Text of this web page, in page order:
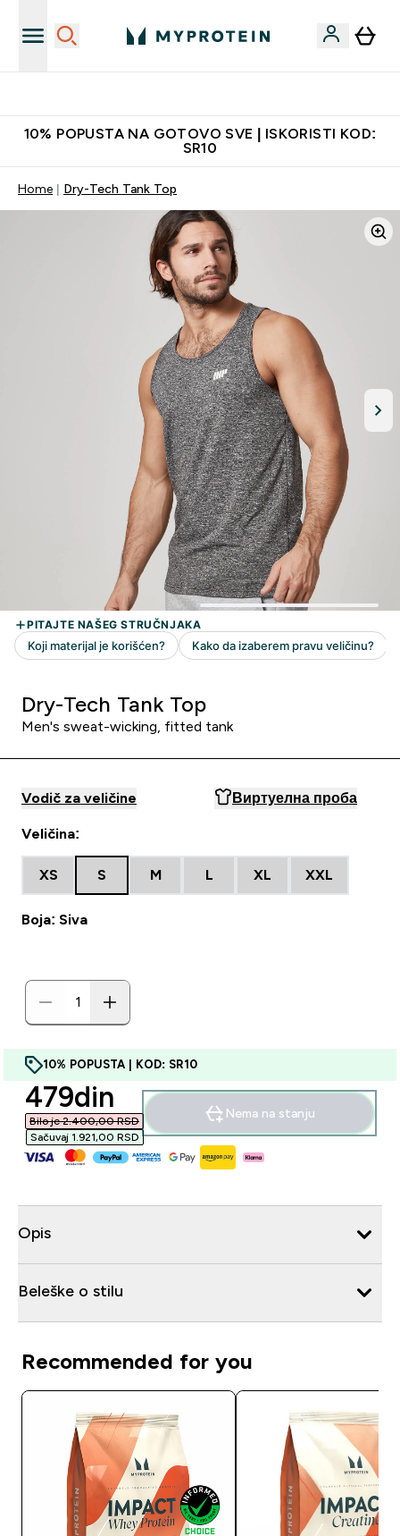
10% POPUSTA NA GOTOVO SVE | ISKORISTI KOD:
SR10
Home Dry-Tech Tank Top
Dry-Tech Tank Top
Men's sweat-wicking, fitted tank
Vodič za veličine Виртуелна проба
Veličina:
XS S M L XL XXL
Boja: Siva
10% POPUSTA | KOD: SR10
discounted price
479din‎
Bilo je 2.400,00 RSD‎
Sačuvaj 1.921,00 RSD‎
Nema na stanju
Opis
Beleške o stilu
Recommended for you